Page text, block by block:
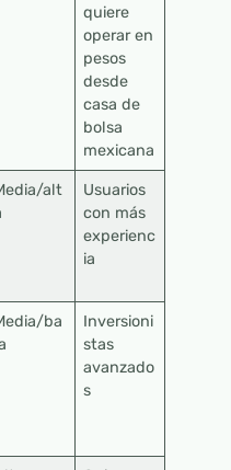
quiere
operar en
pesos
desde
casa de
bolsa
mexicana
alt
Usuarios
con más
experienc
ia
ba
Inversioni
stas
avanzado
s